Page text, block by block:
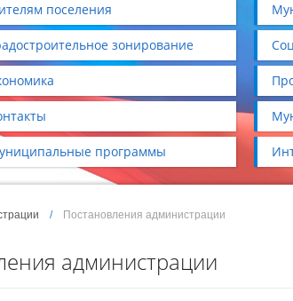
поселения
зонирование
программы
/ Постановления администрации
администрации